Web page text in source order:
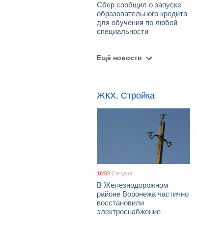
Сбер сообщил о запуске
образовательного кредита
для обучения по любой
специальности
Ещё новости
ЖКХ, Стройка
16:02 Сегодня
В Железнодорожном
районе Воронежа частично
восстановили
электроснабжение